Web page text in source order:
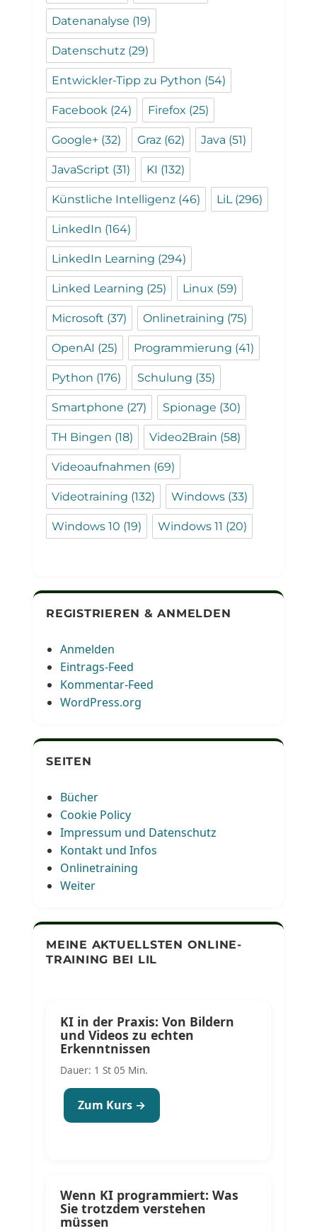
Datenanalyse (19)
Datenschutz (29)
Entwickler-Tipp zu Python (54)
Facebook (24) Firefox (25)
Google+ (32) Graz (62) Java (51)
JavaScript (31) KI (132)
Künstliche Intelligenz (46) LiL(296)
LinkedIn (164)
LinkedIn Learning (294)
Linked Learning (25) Linux (59)
Microsoft (37) Onlinetraining (75)
OpenAI (25) Programmierung (41)
Python (176) Schulung (35)
Smartphone (27) Spionage (30)
TH Bingen (18) Video2Brain (58)
Videoaufnahmen (69)
Videotraining (132) Windows (33)
Windows 10 (19) Windows 11 (20)
REGISTRIEREN & ANMELDEN
Anmelden
Eintrags-Feed
Kommentar-Feed
WordPress.org
SEITEN
Bücher
Cookie Policy
Impressum und Datenschutz
Kontakt und Infos
Onlinetraining
Weiter
MEINE AKTUELLSTEN ONLINE-
TRAINING BEI LIL
KI in der Praxis: Von Bildern
und Videos zu echten
Erkenntnissen
Dauer: 1 St 05 Min.
Zum Kurs →
Wenn KI programmiert: Was
Sie trotzdem verstehen
müssen